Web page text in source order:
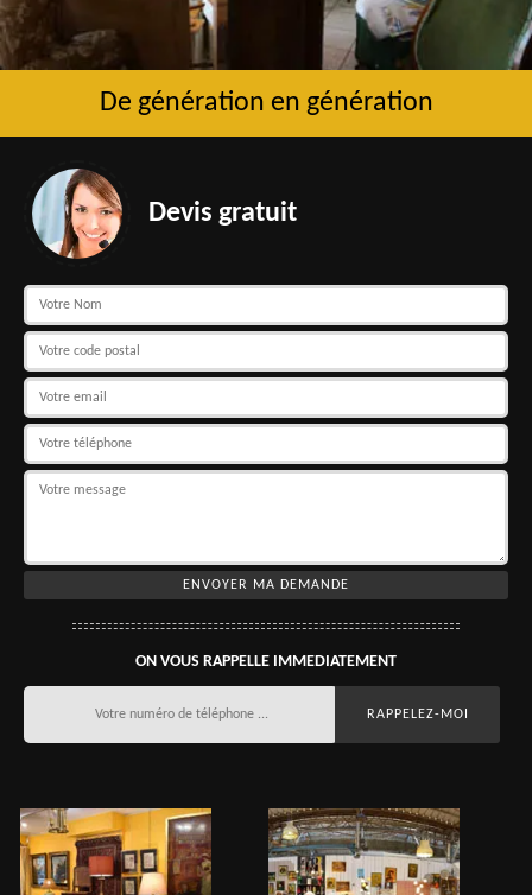
De génération en génération
Devis gratuit
ON VOUS RAPPELLE IMMEDIATEMENT